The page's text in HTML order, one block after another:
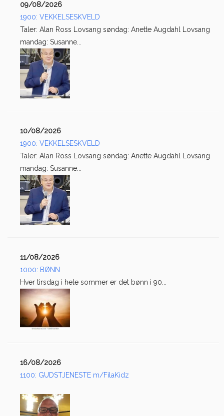
09/08/2026
1900: VEKKELSESKVELD
Taler: Alan Ross Lovsang søndag: Anette Augdahl Lovsang
mandag: Susanne...
10/08/2026
1900: VEKKELSESKVELD
Taler: Alan Ross Lovsang søndag: Anette Augdahl Lovsang
mandag: Susanne...
11/08/2026
1000: BØNN
Hver tirsdag i hele sommer er det bønn i 90...
16/08/2026
1100: GUDSTJENESTE m/FilaKidz